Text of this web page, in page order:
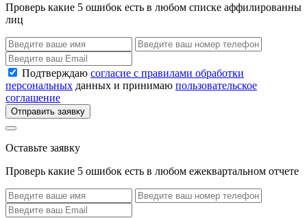
Проверь какие 5 ошибок есть в любом списке аффилированны
лиц
Подтверждаю согласие с правилами обработки
персональных данных и принимаю пользовательское
соглашение
Отправить заявку
Оставьте заявку
Проверь какие 5 ошибок есть в любом ежеквартальном отчете